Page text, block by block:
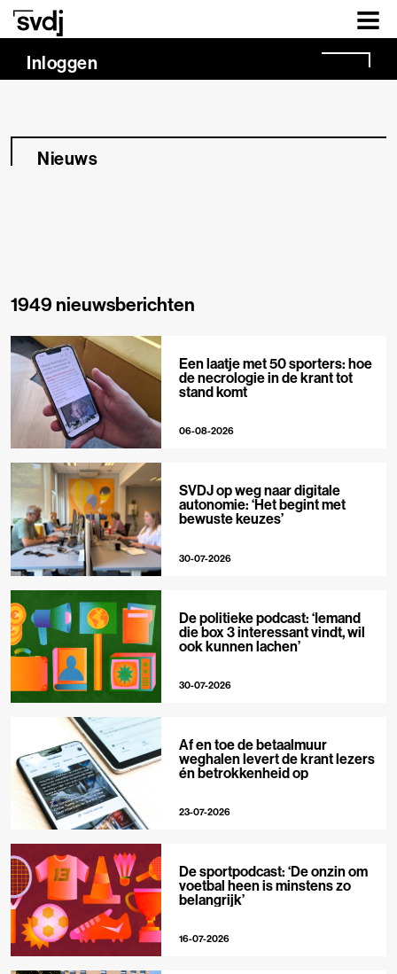
Naar hoofdinhoud
Inloggen
Nieuws
1949 nieuwsberichten
Een laatje met 50 sporters: hoe
de necrologie in de krant tot
stand komt
06-08-2026
SVDJ op weg naar digitale
autonomie: ‘Het begint met
bewuste keuzes’
30-07-2026
De politieke podcast: ‘Iemand
die box 3 interessant vindt, wil
ook kunnen lachen’
30-07-2026
Af en toe de betaalmuur
weghalen levert de krant lezers
én betrokkenheid op
23-07-2026
De sportpodcast: ‘De onzin om
voetbal heen is minstens zo
belangrijk’
16-07-2026